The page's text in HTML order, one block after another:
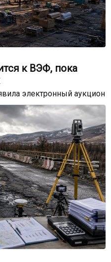
к ВЭФ, пока
электронный аукцион